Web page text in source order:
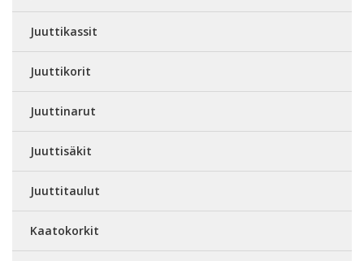
Juuttikassit
Juuttikorit
Juuttinarut
Juuttisäkit
Juuttitaulut
Kaatokorkit